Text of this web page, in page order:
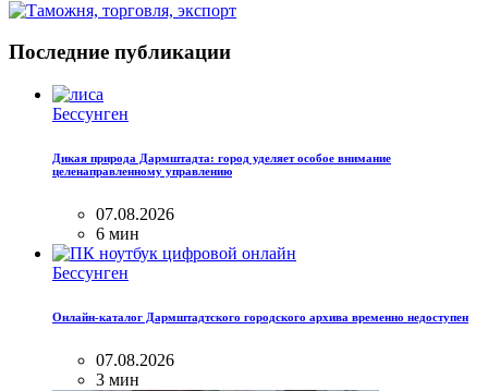
Последние публикации
Бессунген
Дикая природа Дармштадта: город уделяет особое внимание
целенаправленному управлению
07.08.2026
6 мин
Бессунген
Онлайн-каталог Дармштадтского городского архива временно недоступен
07.08.2026
3 мин